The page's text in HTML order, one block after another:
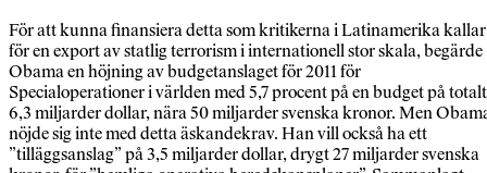
För att kunna finansiera detta som kritikerna i Latinamerika kallar
för en export av statlig terrorism i internationell stor skala, begärde
Obama en höjning av budgetanslaget för 2011 för
Specialoperationer i världen med 5,7 procent på en budget på totalt
6,3 miljarder dollar, nära 50 miljarder svenska kronor. Men
nöjde sig inte med detta äskandekrav. Han vill också ha ett
”tilläggsanslag” på 3,5 miljarder dollar, drygt 27 miljarder svenska